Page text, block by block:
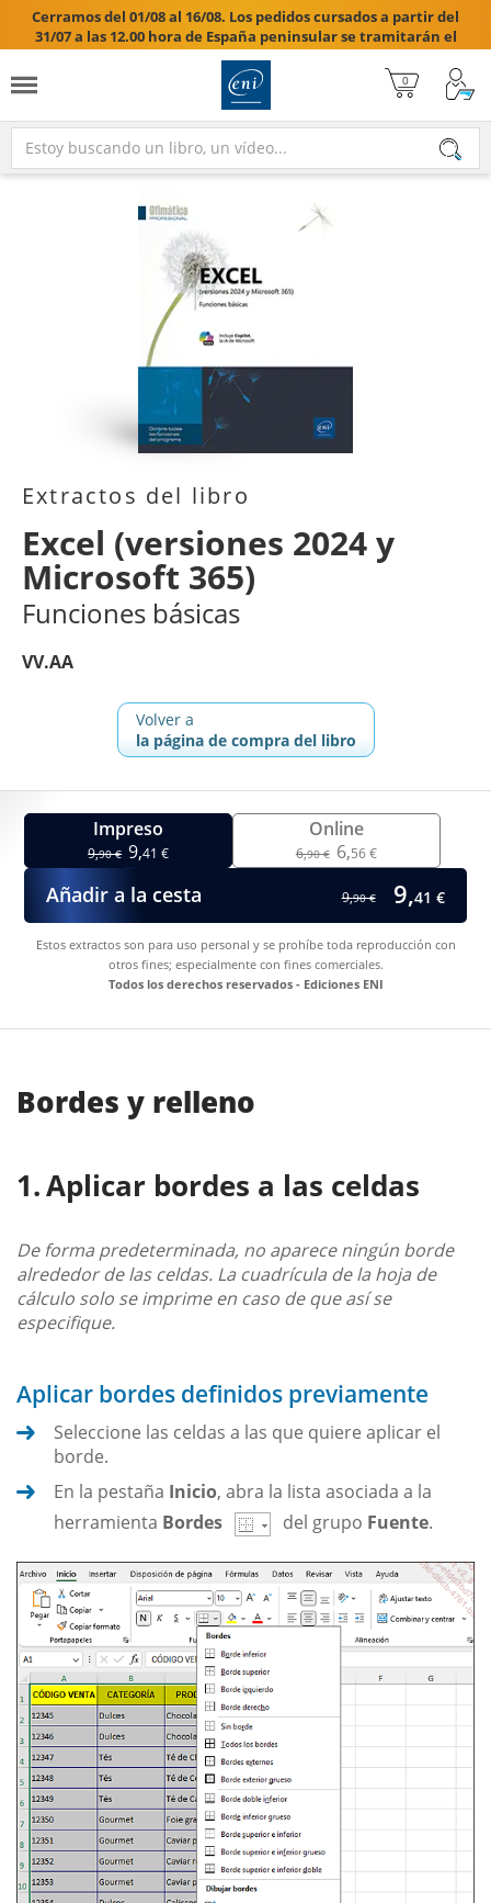
Cerramos del 01/08 al 16/08. Los pedidos cursados a partir del
31/07 a las 12.00 hora de España peninsular se tramitarán el
17/08/2026.

Extractos del libro
Excel (versiones 2024 y
Microsoft 365)
Funciones básicas
VV.AA
Volver a
la página de compra del libro
Impreso
9,90 € 9,41 €
Online
6,90 € 6,56 €
Añadir a la cesta 9,90 € 9,41 €
Estos extractos son para uso personal y se prohíbe toda reproducción con
otros fines; especialmente con fines comerciales.
Todos los derechos reservados - Ediciones ENI
Bordes y relleno
Aplicar bordes a las celdas
De forma predeterminada, no aparece ningún borde
alrededor de las celdas. La cuadrícula de la hoja de
cálculo solo se imprime en caso de que así se
especifique.
Aplicar bordes definidos previamente
Seleccione las celdas a las que quiere aplicar el
borde.
En la pestaña Inicio, abra la lista asociada a la
herramienta Bordes del grupo Fuente.